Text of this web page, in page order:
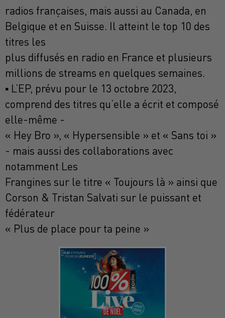
radios françaises, mais aussi au Canada, en
Belgique et en Suisse. Il atteint le top 10 des
titres les
plus diffusés en radio en France et plusieurs
millions de streams en quelques semaines.
▪ L’EP, prévu pour le 13 octobre 2023,
comprend des titres qu’elle a écrit et composé
elle-même -
« Hey Bro », « Hypersensible » et « Sans toi »
- mais aussi des collaborations avec
notamment Les
Frangines sur le titre « Toujours là » ainsi que
Corson & Tristan Salvati sur le puissant et
fédérateur
« Plus de place pour ta peine »